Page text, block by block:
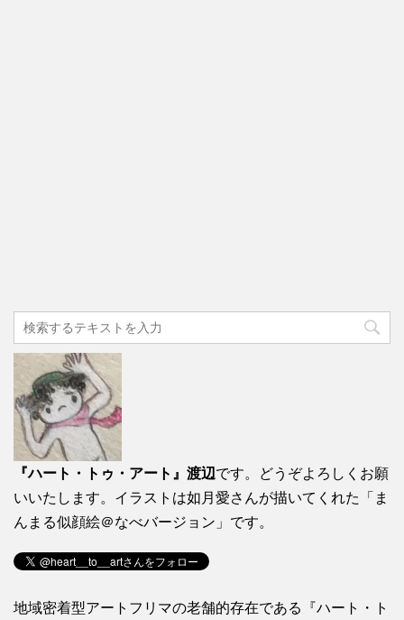
『ハート・トゥ・アート』渡辺です。どうぞよろしくお願
いいたします。イラストは如月愛さんが描いてくれた「ま
んまる似顔絵＠なべバージョン」です。
地域密着型アートフリマの老舗的存在である『ハート・ト